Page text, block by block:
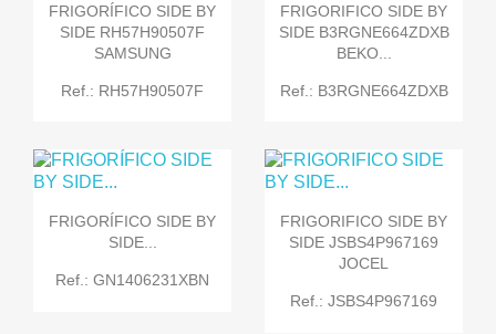
FRIGORÍFICO SIDE BY
SIDE RH57H90507F
SAMSUNG
Ref.: RH57H90507F
FRIGORIFICO SIDE BY
SIDE B3RGNE664ZDXB
BEKO...
Ref.: B3RGNE664ZDXB
FRIGORÍFICO SIDE BY
SIDE...
Ref.: GN1406231XBN
FRIGORIFICO SIDE BY
SIDE JSBS4P967169
JOCEL
Ref.: JSBS4P967169